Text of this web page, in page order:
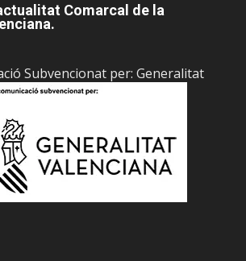
Comarcal de la
Subvencionat per: Generalitat